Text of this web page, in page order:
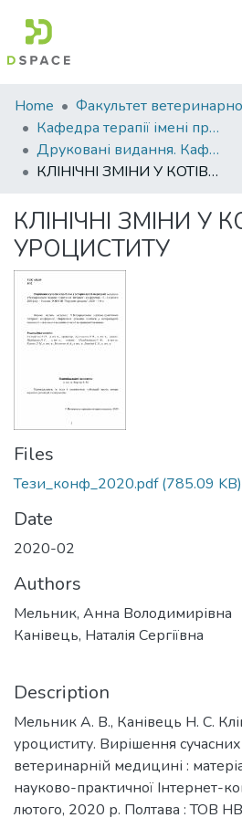
Communities
&
Collections
All of DSpace
Statistics
Home
Кафедра терапії імені професора П. І. Локеса
Друковані видання. Кафедра терапії імені професора П. І. Локеса
КЛІНІЧНІ ЗМІНИ У КОТІВ ЗА УРОЦИСТИТУ
КЛІНІЧНІ ЗМІНИ У
УРОЦИСТИТУ
Files
Тези_конф_2020.pdf(785.09 KB)
Date
2020-02
Authors
Мельник, Анна Володимирівна
Канівець, Наталія Сергіївна
Description
Мельник А. В., Канівець Н. С.
уроциститу. Вирішення
ветеринарній медицині :
науково-практичної Інтернет-
лютого, 2020 р. Полтава : ТОВ